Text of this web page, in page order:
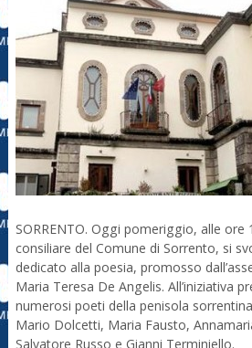
SORRENTO. Oggi pomeriggio, alle ore
consiliare del Comune di Sorrento, si
dedicato alla poesia, promosso
Maria Teresa De Angelis. All’iniziativa
numerosi poeti della penisola
Mario Dolcetti, Maria Fausto,
Salvatore Russo e Gianni Terminiello.